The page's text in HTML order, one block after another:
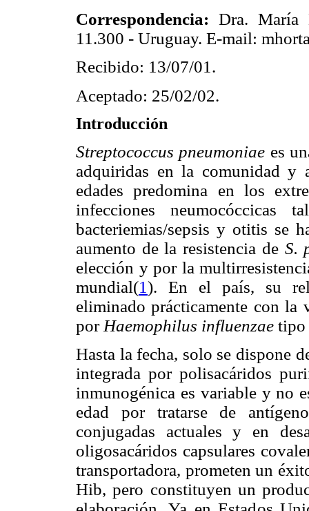
Correspondencia: Dra. María
11.300 - Uruguay. E-mail:
Recibido: 13/07/01.
Aceptado: 25/02/02.
Introducción
Streptococcus pneumoniae es
adquiridas en la comunidad y
edades predomina en los
infecciones neumocóccicas
bacteriemias/sepsis y otitis se
aumento de la resistencia de S.
elección y por la
mundial(1). En el país, su
eliminado prácticamente con la
por Haemophilus influenzae tipo
Hasta la fecha, solo se dispone
integrada por polisacáridos
inmunogénica es variable y no
edad por tratarse de
conjugadas actuales y en
oligosacáridos capsulares
transportadora, prometen un
Hib, pero constituyen un